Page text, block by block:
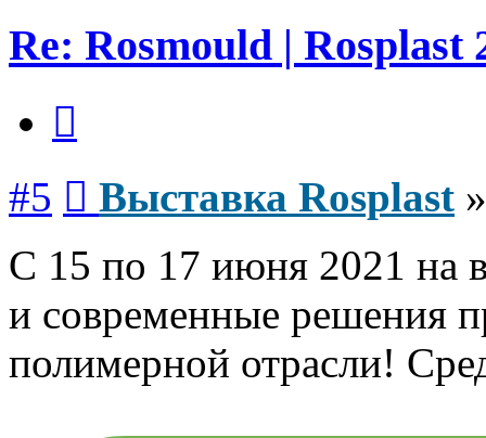
Re: Rosmould | Rosplast
#5 Выставка Rosplast
С 15 по 17 июня 2021 на
и современные решения
полимерной отрасли!